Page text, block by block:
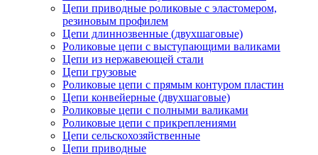
Цепи приводные роликовые с эластомером,
резиновым профилем
Цепи длиннозвенные (двухшаговые)
Роликовые цепи с выступающими валиками
Цепи из нержавеющей стали
Цепи грузовые
Роликовые цепи с прямым контуром пластин
Цепи конвейерные (двухшаговые)
Роликовые цепи с полными валиками
Роликовые цепи с прикреплениями
Цепи сельскохозяйственные
Цепи приводные